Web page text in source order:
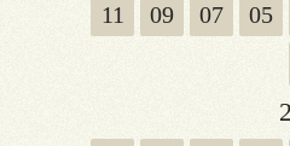
11 09 07 05